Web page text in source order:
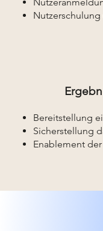
Bereitstellung
Sicherstellung
Enablement